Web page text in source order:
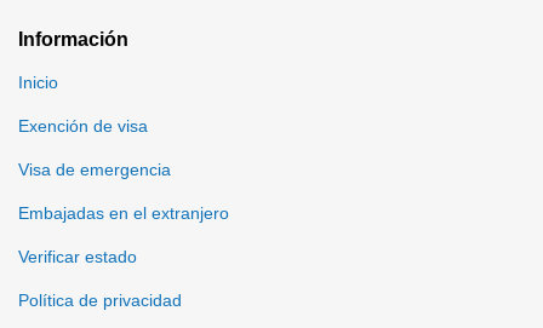
Información
Inicio
Exención de visa
Visa de emergencia
Embajadas en el extranjero
Verificar estado
Política de privacidad